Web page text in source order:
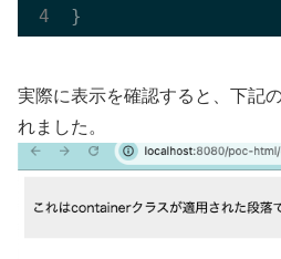
実際に表示を確認すると、下記
れました。